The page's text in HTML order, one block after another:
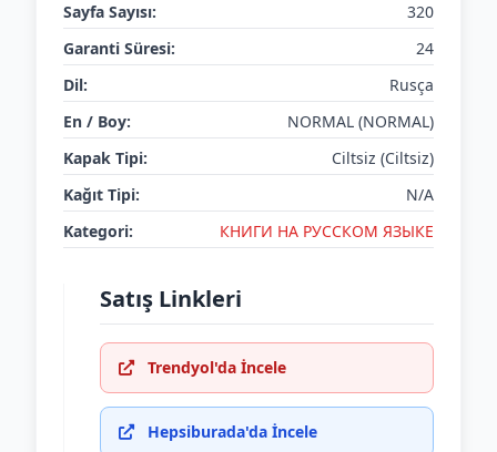
Sayfa Sayısı:
320
Garanti Süresi:
24
Dil:
Rusça
En / Boy:
NORMAL (NORMAL)
Kapak Tipi:
Ciltsiz (Ciltsiz)
Kağıt Tipi:
N/A
Kategori:
КНИГИ НА РУССКОМ ЯЗЫКЕ
Satış Linkleri
Trendyol'da İncele
Hepsiburada'da İncele